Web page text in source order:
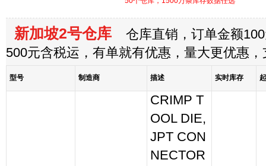
新加坡2号仓库 仓库直销，订单金额
500元含税运，有单就有优惠，量大更优惠
型号 制造商 描述 实时库存
CRIMP T
OOL DIE,
JPT CON
NECTOR